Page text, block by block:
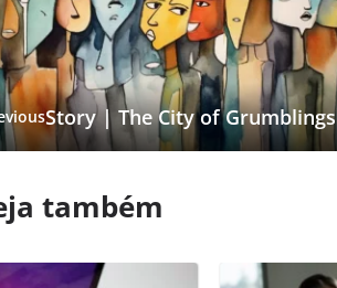
Story | The City of Grumblings
também